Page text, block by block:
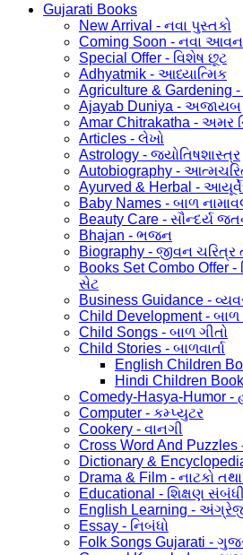
Gujarati Books
New Arrival - નવા પુસ્તકો
Coming Soon - નવા
Special Offer - વિશેષ છૂટ
Adhyatmik - આધ્યાત્મિક
Agriculture & Gardening
Ajayab Duniya - અજાયબ
Amar Chitrakatha - અમર
Articles - લેખો
Astrology - જ્યોતિષશાસ્ત્ર
Autobiography -
Ayurved & Herbal -
Baby Names - બાળ
Beauty Care - સૌન્દર્ય
Bhajan - ભજન
Biography - જીવન
Books Set Combo Offer -
સેટ
Business Guidance -
Child Development - બાળ
Child Songs - બાળ ગીતો
Child Stories - બાળવાર્તા
English Children
Hindi Children
Comedy-Hasya-Humor -
Computer - કમ્પ્યુટર
Cookery - વાનગી
Cross Word And Puzzles
Dictionary &
Drama & Film - નાટકો
Educational - શિક્ષણ સંબંધી
English Learning -
Essay - નિબંધો
Folk Songs Gujarati -